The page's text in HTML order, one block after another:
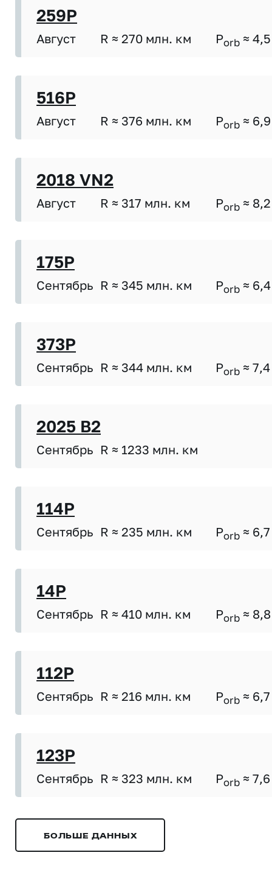
259P
Август R ≈ 270 млн. км Porb ≈ 4,5
516P
Август R ≈ 376 млн. км Porb ≈ 6,9
2018 VN2
Август R ≈ 317 млн. км Porb ≈ 8,2
175P
Сентябрь R ≈ 345 млн. км Porb ≈ 6,4
373P
Сентябрь R ≈ 344 млн. км Porb ≈ 7,4
2025 B2
Сентябрь R ≈ 1233 млн. км
114P
Сентябрь R ≈ 235 млн. км Porb ≈ 6,7
14P
Сентябрь R ≈ 410 млн. км Porb ≈ 8,8
112P
Сентябрь R ≈ 216 млн. км Porb ≈ 6,7
123P
Сентябрь R ≈ 323 млн. км Porb ≈ 7,6
БОЛЬШЕ ДАННЫХ